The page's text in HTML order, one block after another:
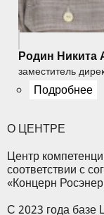
Родин Никита
заместитель
Подробнее
О ЦЕНТРЕ
Центр
соответствии с
«Концерн
С 2023 года базе